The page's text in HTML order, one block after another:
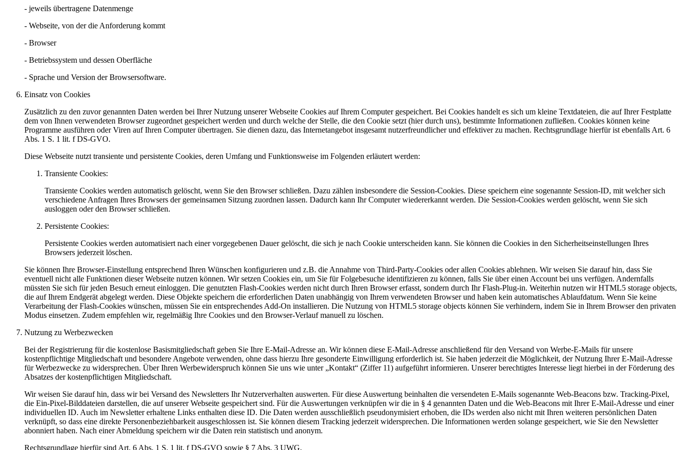
- jeweils übertragene Datenmenge
- Webseite, von der die Anforderung kommt
- Browser
- Betriebssystem und dessen Oberfläche
- Sprache und Version der Browsersoftware.
Einsatz von Cookies
Zusätzlich zu den zuvor genannten Daten werden bei Ihrer Nutzung unserer Webseite Cookies auf Ihrem Computer gespeichert. Bei Cookies handelt es sich um kleine Textdateien, die auf Ihrer Festplatte
dem von Ihnen verwendeten Browser zugeordnet gespeichert werden und durch welche der Stelle, die den Cookie setzt (hier durch uns), bestimmte Informationen zufließen. Cookies können keine
Programme ausführen oder Viren auf Ihren Computer übertragen. Sie dienen dazu, das Internetangebot insgesamt nutzerfreundlicher und effektiver zu machen. Rechtsgrundlage hierfür ist ebenfalls Art. 6
Abs. 1 S. 1 lit. f DS-GVO.
Diese Webseite nutzt transiente und persistente Cookies, deren Umfang und Funktionsweise im Folgenden erläutert werden:
Transiente Cookies:
Transiente Cookies werden automatisch gelöscht, wenn Sie den Browser schließen. Dazu zählen insbesondere die Session-Cookies. Diese speichern eine sogenannte Session-ID, mit welcher sich
verschiedene Anfragen Ihres Browsers der gemeinsamen Sitzung zuordnen lassen. Dadurch kann Ihr Computer wiedererkannt werden. Die Session-Cookies werden gelöscht, wenn Sie sich
ausloggen oder den Browser schließen.
Persistente Cookies:
Persistente Cookies werden automatisiert nach einer vorgegebenen Dauer gelöscht, die sich je nach Cookie unterscheiden kann. Sie können die Cookies in den Sicherheitseinstellungen Ihres
Browsers jederzeit löschen.
Sie können Ihre Browser-Einstellung entsprechend Ihren Wünschen konfigurieren und z.B. die Annahme von Third-Party-Cookies oder allen Cookies ablehnen. Wir weisen Sie darauf hin, dass Sie
eventuell nicht alle Funktionen dieser Webseite nutzen können. Wir setzen Cookies ein, um Sie für Folgebesuche identifizieren zu können, falls Sie über einen Account bei uns verfügen. Andernfalls
müssten Sie sich für jeden Besuch erneut einloggen. Die genutzten Flash-Cookies werden nicht durch Ihren Browser erfasst, sondern durch Ihr Flash-Plug-in. Weiterhin nutzen wir HTML5 storage objects,
die auf Ihrem Endgerät abgelegt werden. Diese Objekte speichern die erforderlichen Daten unabhängig von Ihrem verwendeten Browser und haben kein automatisches Ablaufdatum. Wenn Sie keine
Verarbeitung der Flash-Cookies wünschen, müssen Sie ein entsprechendes Add-On installieren. Die Nutzung von HTML5 storage objects können Sie verhindern, indem Sie in Ihrem Browser den privaten
Modus einsetzen. Zudem empfehlen wir, regelmäßig Ihre Cookies und den Browser-Verlauf manuell zu löschen.
Nutzung zu Werbezwecken
Bei der Registrierung für die kostenlose Basismitgliedschaft geben Sie Ihre E-Mail-Adresse an. Wir können diese E-Mail-Adresse anschließend für den Versand von Werbe-E-Mails für unsere
kostenpflichtige Mitgliedschaft und besondere Angebote verwenden, ohne dass hierzu Ihre gesonderte Einwilligung erforderlich ist. Sie haben jederzeit die Möglichkeit, der Nutzung Ihrer E-Mail-Adresse
für Werbezwecke zu widersprechen. Über Ihren Werbewiderspruch können Sie uns wie unter „Kontakt“ (Ziffer 11) aufgeführt informieren. Unserer berechtigtes Interesse liegt hierbei in der Förderung des
Absatzes der kostenpflichtigen Mitgliedschaft.
Wir weisen Sie darauf hin, dass wir bei Versand des Newsletters Ihr Nutzerverhalten auswerten. Für diese Auswertung beinhalten die versendeten E-Mails sogenannte Web-Beacons bzw. Tracking-Pixel,
die Ein-Pixel-Bilddateien darstellen, die auf unserer Webseite gespeichert sind. Für die Auswertungen verknüpfen wir die in § 4 genannten Daten und die Web-Beacons mit Ihrer E-Mail-Adresse und einer
individuellen ID. Auch im Newsletter erhaltene Links enthalten diese ID. Die Daten werden ausschließlich pseudonymisiert erhoben, die IDs werden also nicht mit Ihren weiteren persönlichen Daten
verknüpft, so dass eine direkte Personenbeziehbarkeit ausgeschlossen ist. Sie können diesem Tracking jederzeit widersprechen. Die Informationen werden solange gespeichert, wie Sie den Newsletter
abonniert haben. Nach einer Abmeldung speichern wir die Daten rein statistisch und anonym.
Rechtsgrundlage hierfür sind Art. 6 Abs. 1 S. 1 lit. f DS-GVO sowie § 7 Abs. 3 UWG.